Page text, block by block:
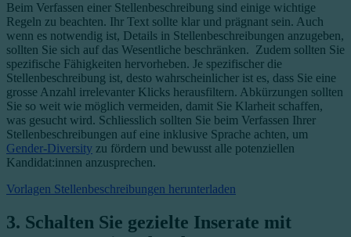
Beim Verfassen einer Stellenbeschreibung sind einige wichtige
Regeln zu beachten. Ihr Text sollte klar und prägnant sein. Auch
wenn es notwendig ist, Details in Stellenbeschreibungen anzugeben,
sollten Sie sich auf das Wesentliche beschränken. Zudem sollten Sie
spezifische Fähigkeiten hervorheben. Je spezifischer die
Stellenbeschreibung ist, desto wahrscheinlicher ist es, dass Sie eine
grosse Anzahl irrelevanter Klicks herausfiltern. Abkürzungen sollten
Sie so weit wie möglich vermeiden, damit Sie Klarheit schaffen,
was gesucht wird. Schliesslich sollten Sie beim Verfassen Ihrer
Stellenbeschreibungen auf eine inklusive Sprache achten, um
Gender-Diversity zu fördern und bewusst alle potenziellen
Kandidat:innen anzusprechen.
Vorlagen Stellenbeschreibungen herunterladen
3. Schalten Sie gezielte Inserate mit